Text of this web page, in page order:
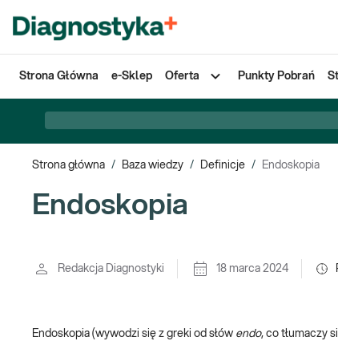
Strona Główna e-Sklep Oferta Punkty Pobrań
Strona główna / Baza wiedzy / Definicje / Endoskopia
Endoskopia
Redakcja Diagnostyki 18 marca 2024
Endoskopia (wywodzi się z greki od słów endo, co tłumaczy